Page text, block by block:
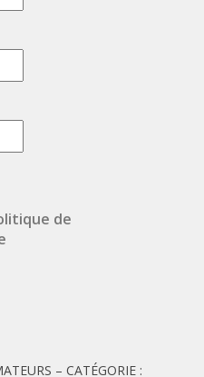
de
– CATÉGORIE :